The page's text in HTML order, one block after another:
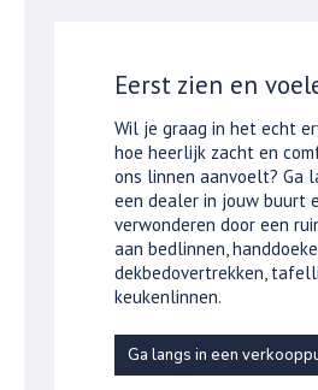
Eerst zien en
Wil je graag in het echt
hoe heerlijk zacht en
ons linnen aanvoelt? Ga
een dealer in jouw buurt
verwonderen door een
aan bedlinnen,
dekbedovertrekken,
keukenlinnen.
Ga langs in een